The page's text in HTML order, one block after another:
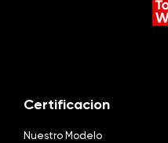
Certificacion
Nuestro Modelo